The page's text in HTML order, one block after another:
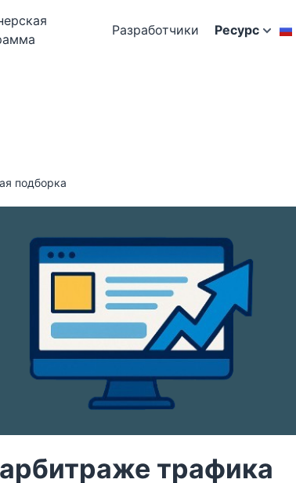
Разработчики Ресурс
подборка
трафика